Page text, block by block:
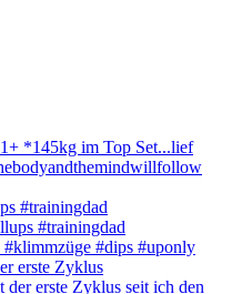
#trainingdad
erste Zyklus